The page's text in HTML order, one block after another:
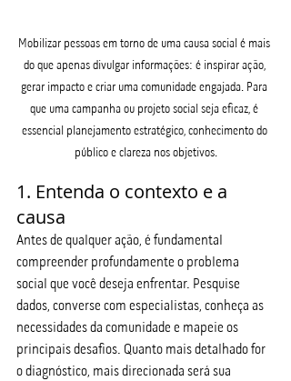
Mobilizar pessoas em torno de uma causa social é mais
do que apenas divulgar informações: é inspirar ação,
gerar impacto e criar uma comunidade engajada. Para
que uma campanha ou projeto social seja eficaz, é
essencial planejamento estratégico, conhecimento do
público e clareza nos objetivos.
1. Entenda o contexto e a
causa
Antes de qualquer ação, é fundamental
compreender profundamente o problema
social que você deseja enfrentar. Pesquise
dados, converse com especialistas, conheça as
necessidades da comunidade e mapeie os
principais desafios. Quanto mais detalhado for
o diagnóstico, mais direcionada será sua